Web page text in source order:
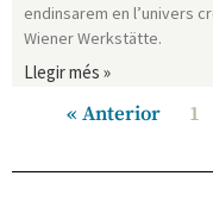
endinsarem en l’univers
Wiener Werkstätte.
Llegir més »
« Anterior 1